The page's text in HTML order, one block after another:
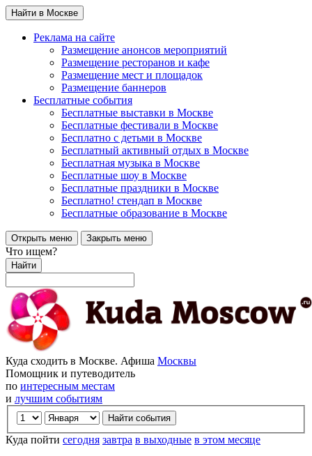
Найти в Москве
Реклама на сайте
Размещение анонсов мероприятий
Размещение ресторанов и кафе
Размещение мест и площадок
Размещение баннеров
Бесплатные события
Бесплатные выставки в Москве
Бесплатные фестивали в Москве
Бесплатно с детьми в Москве
Бесплатный активный отдых в Москве
Бесплатная музыка в Москве
Бесплатные шоу в Москве
Бесплатные праздники в Москве
Бесплатно! стендап в Москве
Бесплатные образование в Москве
Открыть меню Закрыть меню
Что ищем?
Найти
Куда сходить в Москве. Афиша Москвы
Помощник и путеводитель
по интересным местам
и лучшим событиям
Куда пойти сегодня завтра в выходные в этом месяце